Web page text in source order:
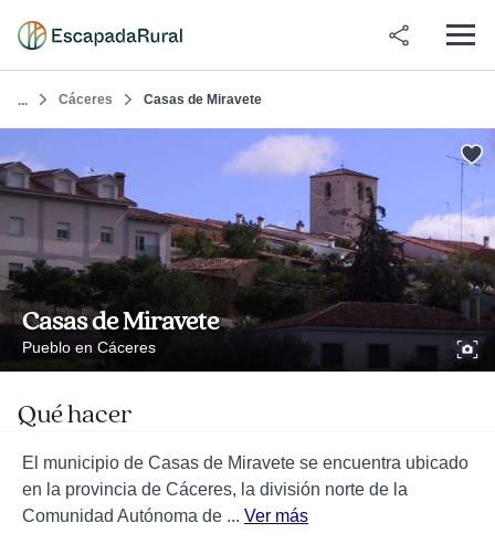
... Cáceres Casas de Miravete
Casas de Miravete
Pueblo en Cáceres
Qué hacer
El municipio de Casas de Miravete se encuentra ubicado
en la provincia de Cáceres, la división norte de la
Comunidad Autónoma de ... Ver más